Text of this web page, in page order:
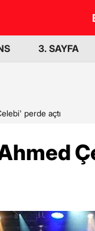
3. SAYFA
perde açtı